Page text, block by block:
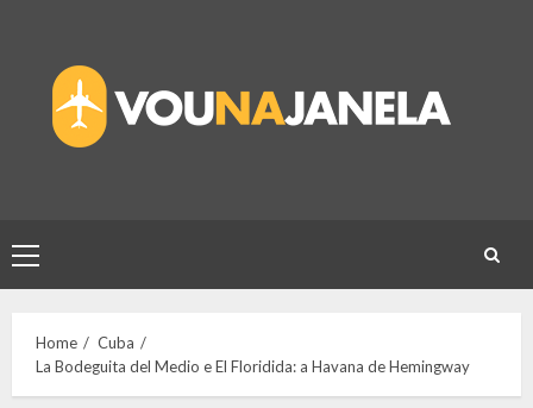
content
Primary
Menu
Home
Cuba
La Bodeguita del Medio e El Floridida: a Havana de Hemingway